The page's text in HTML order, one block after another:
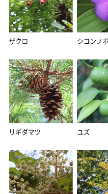
ザクロ シコンノ
リギダマツ ユズ